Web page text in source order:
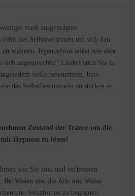
stark ausgeprägtes
fehlt das Selbstvertrauen um sich den
widmen. Irgendetwas wirkt wie eine
sich angesprochen? Leiden auch Sie in
Selbstbewusstsein, bzw.
das Selbstbewusstsein zu stärken ist
Zustand der Trance um die
mit Hypnose zu lösen!
wie Sie sind und verbessern
Ihr Wesen und die Art- und Weise
und Situationen zu begegnen.